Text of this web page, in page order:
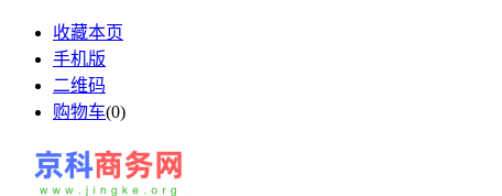
收藏本页
手机版
二维码
购物车(0)